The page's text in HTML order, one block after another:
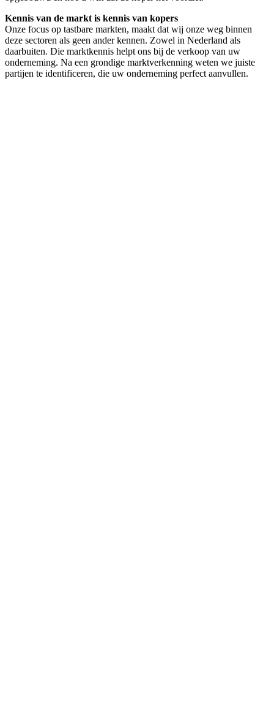
Kennis van de markt is kennis van kopers
Onze focus op tastbare markten, maakt dat wij onze weg binnen
deze sectoren als geen ander kennen. Zowel in Nederland als
daarbuiten. Die marktkennis helpt ons bij de verkoop van uw
onderneming. Na een grondige marktverkenning weten we juiste
partijen te identificeren, die uw onderneming perfect aanvullen.